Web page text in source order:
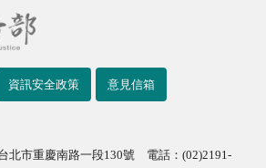
資訊安全政策 意見信箱
北市重慶南路一段130號 電話：(02)2191-